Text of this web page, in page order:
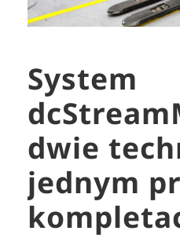
System
dwie
jednym